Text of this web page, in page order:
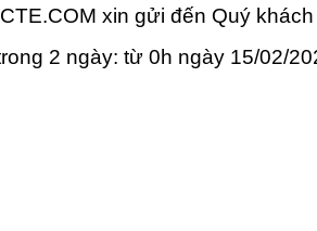
xin gửi đến Quý
2 ngày: từ 0h ngày 15/02/